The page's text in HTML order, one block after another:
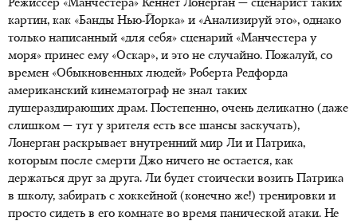
Режиссер «Манчестера» Кеннет Лонерган — сценарист таких
картин, как «Банды Нью-Йорка» и «Анализируй это», однако
только написанный «для себя» сценарий «Манчестера у
моря» принес ему «Оскар», и это не случайно. Пожалуй, со
времен «Обыкновенных людей» Роберта Редфорда
американский кинематограф не знал таких
душераздирающих драм. Постепенно, очень деликатно (даже
слишком — тут у зрителя есть все шансы заскучать),
Лонерган раскрывает внутренний мир Ли и Патрика,
которым после смерти Джо ничего не остается, как
держаться друг за друга. Ли будет стоически возить Патрика
в школу, забирать с хоккейной (конечно же!) тренировки и
просто сидеть в его комнате во время панической атаки. Не